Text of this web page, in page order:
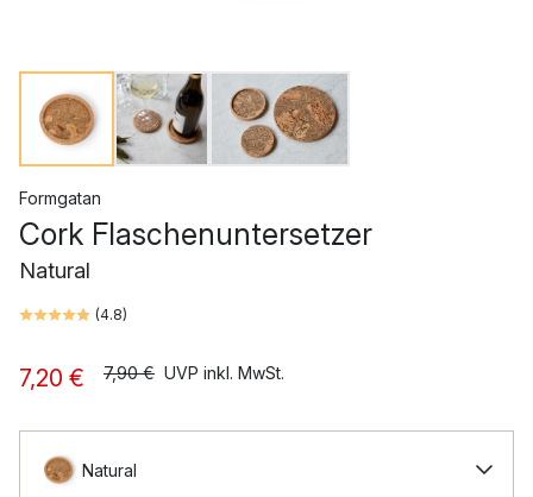
Formgatan
Cork Flaschenuntersetzer
Natural
(4.8)
7,20 € 7,90 € UVP inkl. MwSt.
Natural